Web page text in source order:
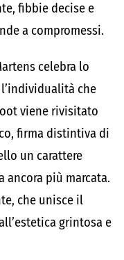
fibbie decise e
a compromessi.
celebra lo
che
viene rivisitato
firma distintiva di
un carattere
ancora più marcata.
che unisce il
grintosa e